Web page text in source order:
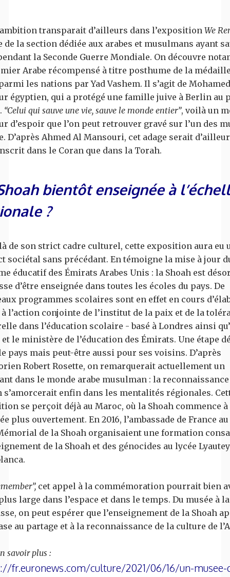
transparait d’ailleurs dans l’exposition We
de la section dédiée aux arabes et musulmans ayant
la Seconde Guerre Mondiale. On découvre
Arabe récompensé à titre posthume de la
les nations par Yad Vashem. Il s’agit de
égyptien, qui a protégé une famille juive à Berlin au
“Celui qui sauve une vie, sauve le monde entier”, voilà un
d’espoir que l’on peut retrouver gravé sur l’un des
D’après Ahmed Al Mansouri, cet adage serait
dans le Coran que dans la Torah.
bientôt enseignée à
?
de son strict cadre culturel, cette exposition aura eu
sociétal sans précédant. En témoigne la mise à jour
éducatif des Émirats Arabes Unis : la Shoah est
d’être enseignée dans toutes les écoles du pays. De
programmes scolaires sont en effet en cours
l’action conjointe de l’institut de la paix et de la
dans l’éducation scolaire - basé à Londres ainsi
le ministère de l’éducation des Émirats. Une étape
pays mais peut-être aussi pour ses voisins. D’après
Robert Rosette, on remarquerait actuellement un
dans le monde arabe musulman : la reconnaissance
s’amorcerait enfin dans les mentalités régionales.
se perçoit déjà au Maroc, où la Shoah commence à
plus ouvertement. En 2016, l’ambassade de France
de la Shoah organisaient une formation
de la Shoah et des génocides au lycée
cet appel à la commémoration pourrait bien
large dans l’espace et dans le temps. Du musée à
on peut espérer que l’enseignement de la Shoah
au partage et à la reconnaissance de la culture de
savoir plus :
fr.euronews.com/culture/2021/06/16/un-musee-